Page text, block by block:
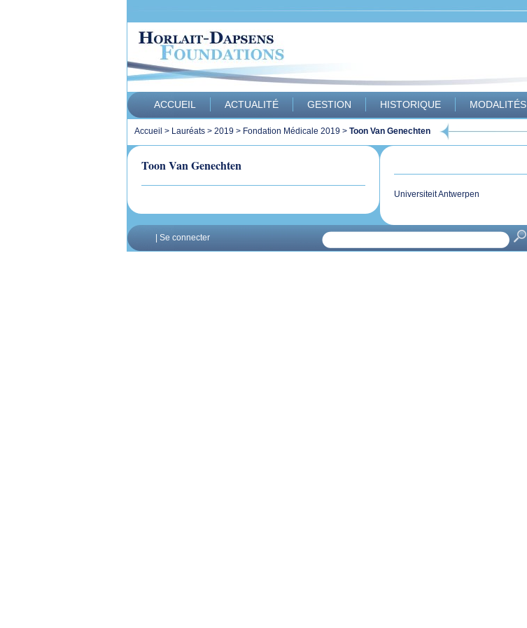
ACCUEIL ACTUALITÉ GESTION HISTORIQUE MODALITÉS
Accueil > Lauréats > 2019 > Fondation Médicale 2019 > Toon Van Genechten
Toon Van Genechten
Universiteit Antwerpen
Se connecter